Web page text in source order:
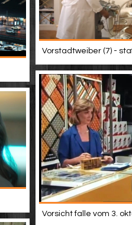
Vorstadtweiber (7) -
Vorsicht falle vom 3.